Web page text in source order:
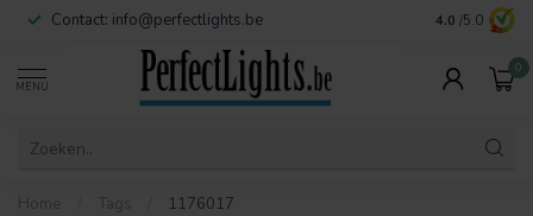
Contact: info@perfectlights.be 4.0 /5.0
MENU
0
Home Tags 1176017